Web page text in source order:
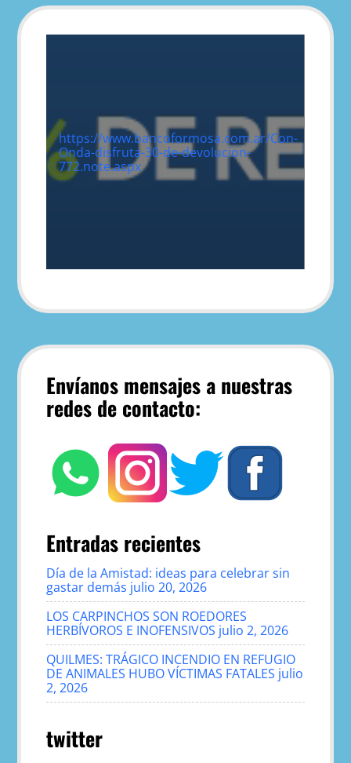
https://www.bancoformosa.com.ar/Con-
Onda-disfruta-30-de-devolucion-
772.note.aspx
Envíanos mensajes a nuestras
redes de contacto:
Entradas recientes
Día de la Amistad: ideas para celebrar sin
gastar demás julio 20, 2026
LOS CARPINCHOS SON ROEDORES
HERBÍVOROS E INOFENSIVOS julio 2, 2026
QUILMES: TRÁGICO INCENDIO EN REFUGIO
DE ANIMALES HUBO VÍCTIMAS FATALES julio
2, 2026
twitter